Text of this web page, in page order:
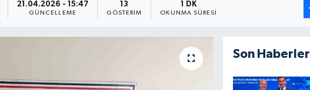
21.04.2026 - 15:47
GÜNCELLEME
13
GÖSTERIM
1 DK
OKUNMA SÜRESI
Son Haberler